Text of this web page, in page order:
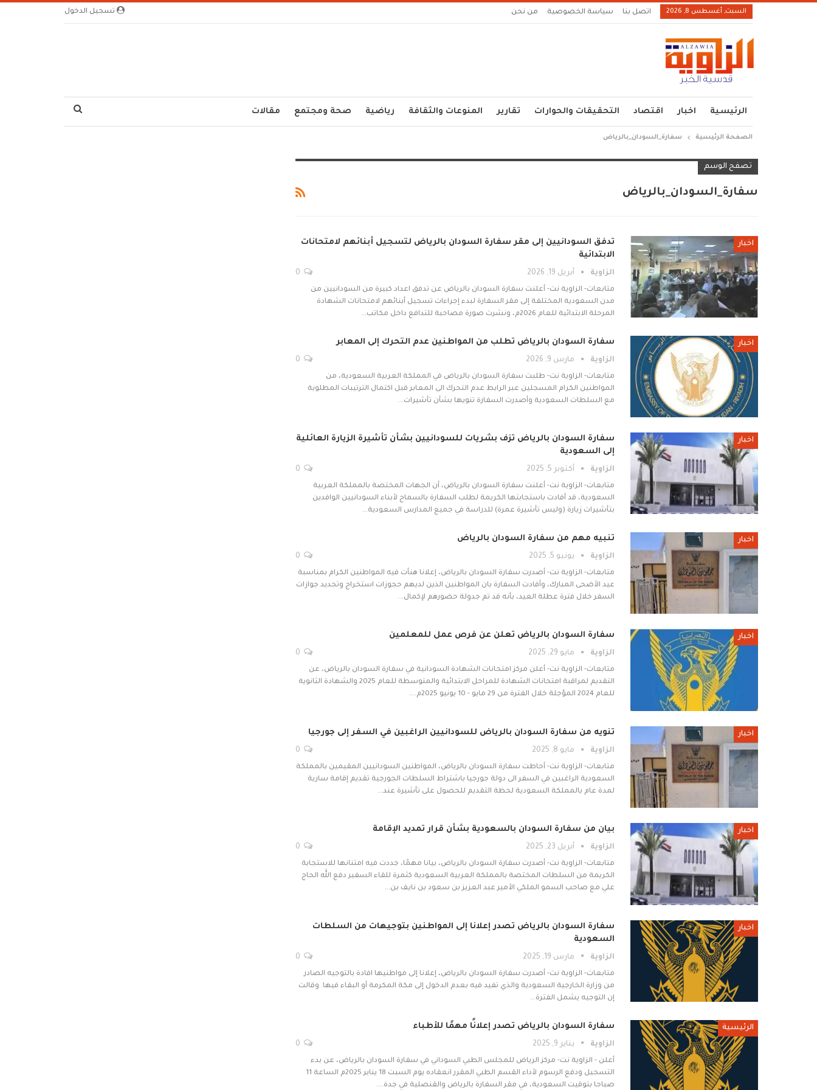
تسجيل الدخول السبت, أغسطس 8, 2026 اتصل بنا سياسة الخصوصية من نحن
الرئيسية اخبار اقتصاد التحقيقات والحوارات تقارير المنوعات والثقافة رياضية صحة ومجتمع مقالات
الصفحة الرئيسية سفارة_السودان_بالرياض
تصفح الوسم
سفارة_السودان_بالرياض
اخبار
تدفق السودانيين إلى مقر سفارة السودان بالرياض لتسجيل أبنائهم لامتحانات
الابتدائية
الزاوية أبريل 19, 2026
متابعات- الزاوية نت- أعلنت سفارة السودان بالرياض عن تدفق اعداد كبيرة من السودانيين من
مدن السعودية المختلفة إلى مقر السفارة لبدء إجراءات تسجيل أبنائهم لامتحانات الشهادة
المرحلة الابتدائية للعام 2026م، ونشرت صورة مصاحبة للتدافع داخل مكاتب…
اخبار سفارة السودان بالرياض تطلب من المواطنين عدم التحرك إلى المعابر
الزاوية مارس 9, 2026
متابعات- الزاوية نت- طلبت سفارة السودان بالرياض في المملكة العربية السعودية، من
المواطنين الكرام المسجلين عبر الرابط عدم التحرك الى المعابر قبل اكتمال الترتيبات المطلوبة
مع السلطات السعودية وأصدرت السفارة تنويها بشأن تأشيرات…
اخبار
سفارة السودان بالرياض تزف بشريات للسودانيين بشأن تأشيرة الزيارة العائلية
إلى السعودية
الزاوية أكتوبر 5, 2025
متابعات- الزاوية نت- أعلنت سفارة السودان بالرياض، أن الجهات المختصة بالمملكة العربية
السعودية، قد أفادت باستجابتها الكريمة لطلب السفارة بالسماح لأبناء السودانيين الوافدين
بتأشيرات زيارة (وليس تأشيرة عمرة) للدراسة في جميع المدارس السعودية…
اخبار تنبيه مهم من سفارة السودان بالرياض
الزاوية يونيو 5, 2025
متابعات- الزاوية نت- أصدرت سفارة السودان بالرياض، إعلانا هنأت فيه المواطنين الكرام بمناسبة
عيد الأضحى المبارك، وأفادت السفارة بان المواطنين الذين لديهم حجوزات استخراج وتجديد جوازات
السفر خلال فترة عطلة العيد، بأنه قد تم جدولة حضورهم لإكمال…
اخبار سفارة السودان بالرياض تعلن عن فرص عمل للمعلمين
الزاوية مايو 29, 2025
متابعات- الزاوية نت- أعلن مركز امتحانات الشهادة السودانية في سفارة السودان بالرياض، عن
التقديم لمراقبة امتحانات الشهادة للمراحل الابتدائية والمتوسطة للعام 2025 والشهادة الثانوية
للعام 2024 المؤجلة خلال الفترة من 29 مايو - 10 يونيو 2025م.…
اخبار تنويه من سفارة السودان بالرياض للسودانيين الراغبين في السفر إلى جورجيا
الزاوية مايو 8, 2025
متابعات- الزاوية نت- أحاطت سفارة السودان بالرياض، المواطنين السودانيين المقيمين بالمملكة
السعودية الراغبين في السفر الى دولة جورجيا باشتراط السلطات الجورجية تقديم إقامة سارية
لمدة عام بالمملكة السعودية لحظة التقديم للحصول على تأشيرة عند…
اخبار بيان من سفارة السودان بالسعودية بشأن قرار تمديد الإقامة
الزاوية أبريل 23, 2025
متابعات- الزاوية نت- أصدرت سفارة السودان بالرياض، بيانا مهمًا، جددت فيه امتنانها للاستجابة
الكريمة من السلطات المختصة بالمملكة العربية السعودية كثمرة للقاء السفير دفع الله الحاج
علي مع صاحب السمو الملكي الأمير عبد العزيز بن سعود بن نايف بن…
اخبار
سفارة السودان بالرياض تصدر إعلانا إلى المواطنين بتوجيهات من السلطات
السعودية
الزاوية مارس 19, 2025
متابعات- الزاوية نت- أصدرت سفارة السودان بالرياض، إعلانا إلى مواطنيها افادة بالتوجيه الصادر
من وزارة الخارجية السعودية والذي تفيد فيه بعدم الدخول إلى مكة المكرمة أو البقاء فيها. وقالت
إن التوجيه يشمل الفترة…
الرئيسية سفارة السودان بالرياض تصدر إعلانًا مهمًا للأطباء
الزاوية يناير 9, 2025
أعلن - الزاوية نت- مركز الرياض للمجلس الطبي السوداني في سفارة السودان بالرياض، عن بدء
التسجيل ودفع الرسوم لأداء القسم الطبي المقرر انعقاده يوم السبت 18 يناير 2025م الساعة 11
صباحا بتوقيت السعودية، في مقر السفارة بالرياض والقنصلية في جدة.…